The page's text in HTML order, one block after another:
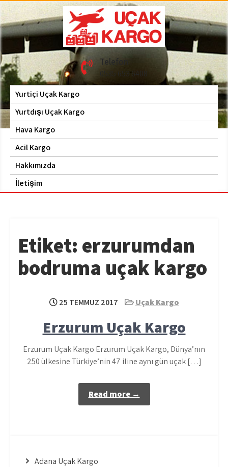
Skip
to
content
Hava Kargo | Acil Kargo
| 0535 653 6408
Uçak Kargo Telefon
0535 653 6408
Yurtiçi Uçak Kargo
Yurtdışı Uçak Kargo
Hava Kargo
Acil Kargo
Hakkımızda
İletişim
Etiket: erzurumdan
bodruma uçak kargo
25 TEMMUZ 2017 Uçak Kargo
Erzurum Uçak Kargo
Erzurum Uçak Kargo Erzurum Uçak Kargo, Dünya’nın
250 ülkesine Türkiye’nin 47 iline aynı gün uçak […]
Read more →
Adana Uçak Kargo